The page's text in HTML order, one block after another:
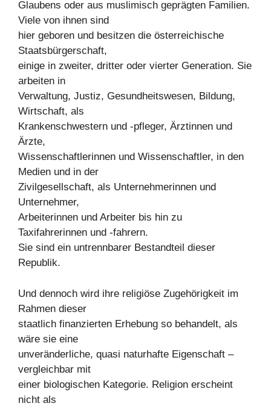
Glaubens oder aus muslimisch geprägten Familien.
Viele von ihnen sind
hier geboren und besitzen die österreichische
Staatsbürgerschaft,
einige in zweiter, dritter oder vierter Generation. Sie
arbeiten in
Verwaltung, Justiz, Gesundheitswesen, Bildung,
Wirtschaft, als
Krankenschwestern und -pfleger, Ärztinnen und
Ärzte,
Wissenschaftlerinnen und Wissenschaftler, in den
Medien und in der
Zivilgesellschaft, als Unternehmerinnen und
Unternehmer,
Arbeiterinnen und Arbeiter bis hin zu
Taxifahrerinnen und -fahrern.
Sie sind ein untrennbarer Bestandteil dieser
Republik.
Und dennoch wird ihre religiöse Zugehörigkeit im
Rahmen dieser
staatlich finanzierten Erhebung so behandelt, als
wäre sie eine
unveränderliche, quasi naturhafte Eigenschaft –
vergleichbar mit
einer biologischen Kategorie. Religion erscheint
nicht als